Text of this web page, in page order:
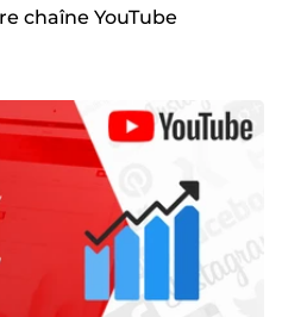
chaîne YouTube